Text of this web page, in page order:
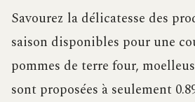
Savourez la délicatesse des
saison disponibles pour une
pommes de terre four,
sont proposées à seulement